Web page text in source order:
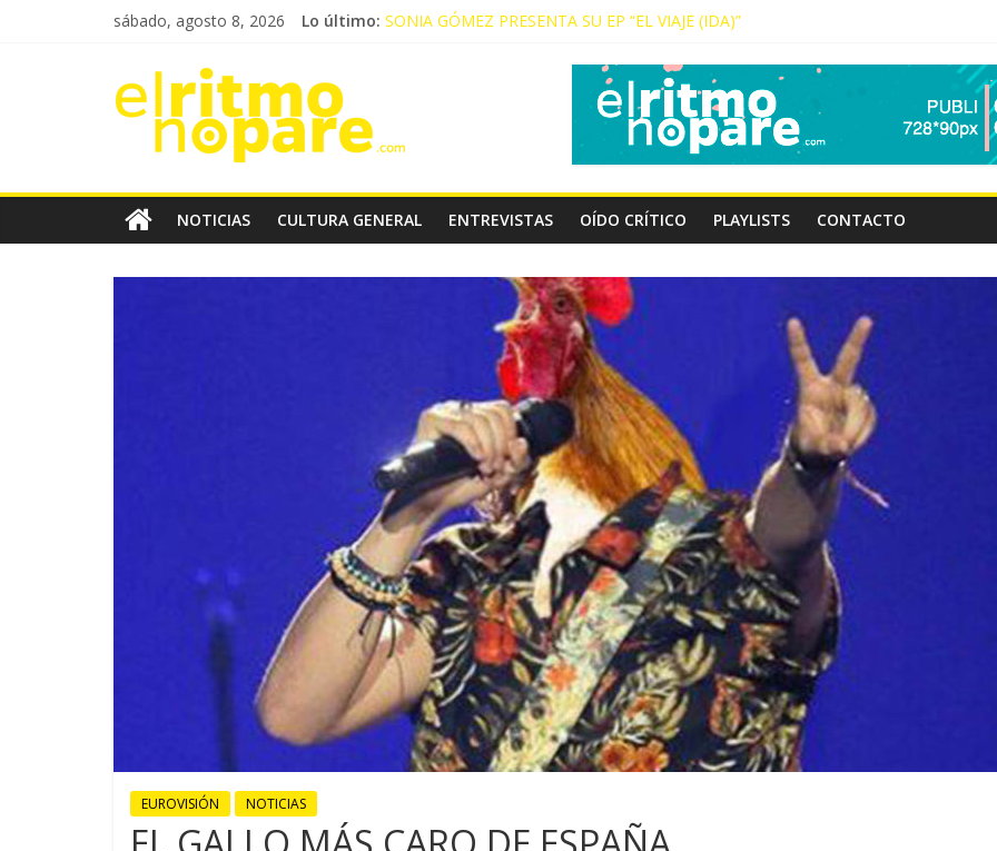
sábado, agosto 8, 2026 Lo último: SONIA GÓMEZ PRESENTA SU EP “EL VIAJE (IDA)”
GARA ALEMAN PRESENTA NUEVO SINGLE
YANDEL SINFÓNICO LLEGA A GRAN CANARIA
CRISTINA PAREJA PRESENTA “DÉJAME DECIRTE”
El
Ritmo
No
Pare
NOTICIAS CULTURA GENERAL ENTREVISTAS OÍDO CRÍTICO PLAYLISTS CONTACTO
EUROVISIÓN NOTICIAS